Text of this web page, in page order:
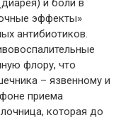
и боли в
эффекты»
антибиотиков.
флору, что
– язвенному и
приема
которая до